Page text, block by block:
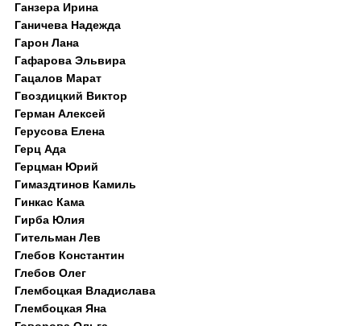
Ганзера Ирина
Ганичева Надежда
Гарон Лана
Гафарова Эльвира
Гацалов Марат
Гвоздицкий Виктор
Герман Алексей
Герусова Елена
Герц Ада
Герцман Юрий
Гимаздтинов Камиль
Гинкас Кама
Гирба Юлия
Гительман Лев
Глебов Константин
Глебов Олег
Глембоцкая Владислава
Глембоцкая Яна